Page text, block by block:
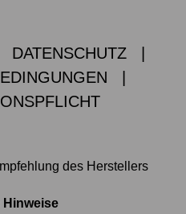
DATENSCHUTZ
des Herstellers
Hinweise